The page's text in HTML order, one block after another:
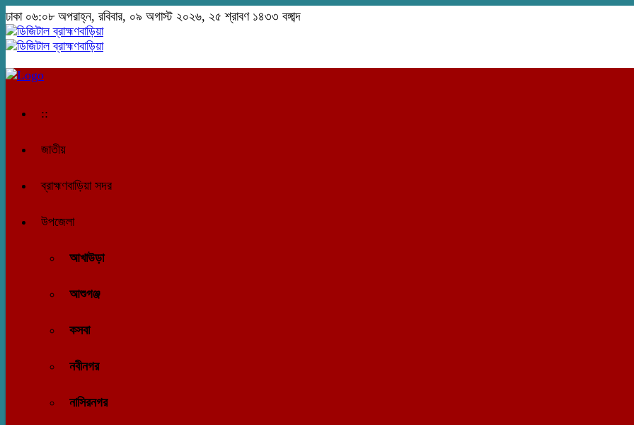
ঢাকা ০৬:০৮ অপরাহ্ন, রবিবার, ০৯ অগাস্ট ২০২৬, ২৫ শ্রাবণ ১৪৩৩ বঙ্গাব্দ
::
জাতীয়
ব্রাহ্মণবাড়িয়া সদর
উপজেলা
আখাউড়া
আশুগঞ্জ
কসবা
নবীনগর
নাসিরনগর